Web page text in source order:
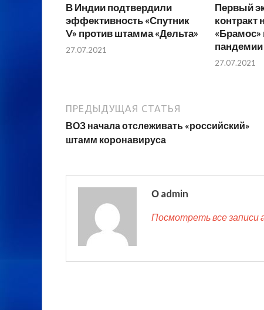
В Индии подтвердили
эффективность «Спутник
V» против штамма «Дельта»
27.07.2021
Первый
контракт
пандемии
27.07.2021
ПРЕДЫДУЩАЯ СТАТЬЯ
ВОЗ начала отслеживать «российский»
штамм коронавируса
О admin
Посмотреть все записи